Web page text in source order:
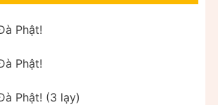
Phật!
Phật!
Phật! (3 lạy)